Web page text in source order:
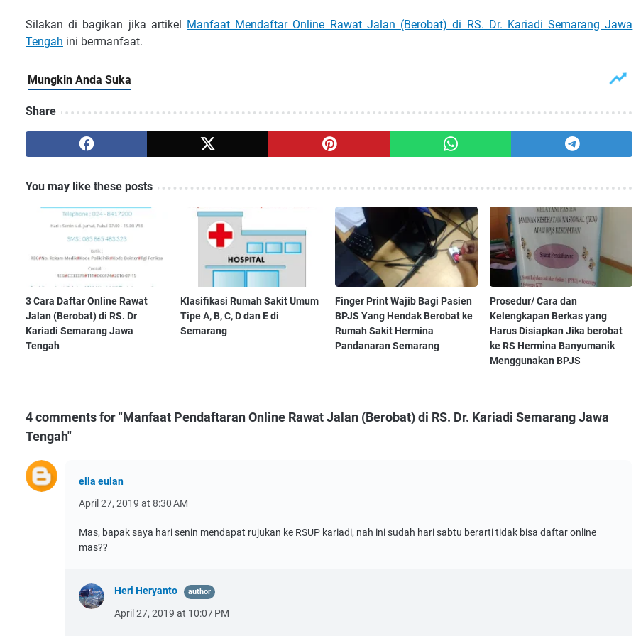
Silakan di bagikan jika artikel
Manfaat Mendaftar Online Rawat Jalan (Berobat) di RS. Dr. Kariadi Semarang Jawa
Tengah ini bermanfaat.
Share
You may like these posts
3 Cara Daftar Online Rawat
Jalan (Berobat) di RS. Dr
Kariadi Semarang Jawa
Tengah
Klasifikasi Rumah Sakit Umum
Tipe A, B, C, D dan E di
Semarang
Finger Print Wajib Bagi Pasien
BPJS Yang Hendak Berobat ke
Rumah Sakit Hermina
Pandanaran Semarang
Prosedur/ Cara dan
Kelengkapan Berkas yang
Harus Disiapkan Jika berobat
ke RS Hermina Banyumanik
Menggunakan BPJS
4 comments for "Manfaat Pendaftaran Online Rawat Jalan (Berobat) di RS. Dr. Kariadi Semarang Jawa
Tengah"
ella eulan
April 27, 2019 at 8:30 AM
Mas, bapak saya hari senin mendapat rujukan ke RSUP kariadi, nah ini sudah hari sabtu berarti tidak bisa daftar online
mas??
Heri Heryanto
April 27, 2019 at 10:07 PM